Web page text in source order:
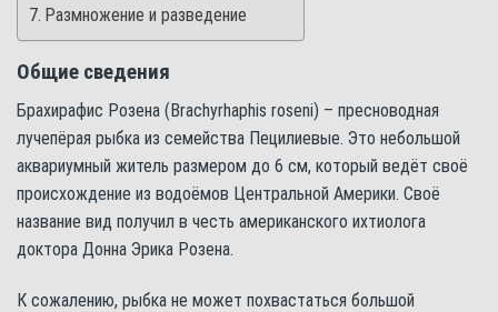
Размножение и разведение
Общие сведения
Брахирафис Розена (Brachyrhaphis roseni) – пресноводная
лучепёрая рыбка из семейства Пецилиевые. Это небольшой
аквариумный житель размером до 6 см, который ведёт своё
происхождение из водоёмов Центральной Америки. Своё
название вид получил в честь американского ихтиолога
доктора Донна Эрика Розена.
К сожалению, рыбка не может похвастаться большой